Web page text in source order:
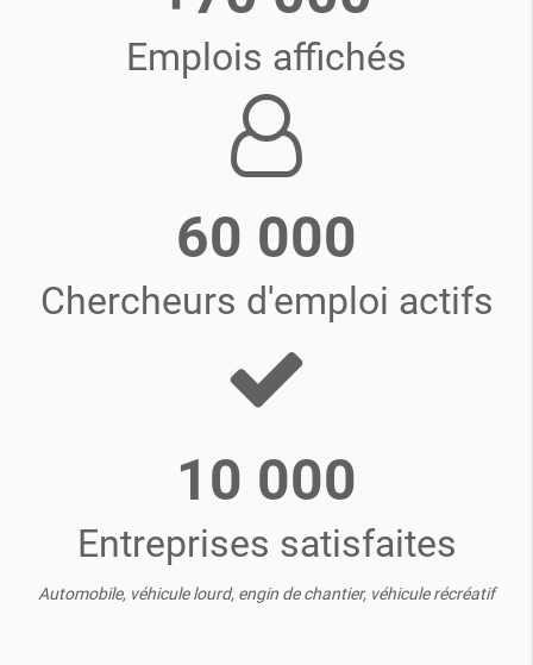
Emplois affichés
60 000
Chercheurs d'emploi actifs
10 000
Entreprises satisfaites
Automobile, véhicule lourd, engin de chantier, véhicule récréatif